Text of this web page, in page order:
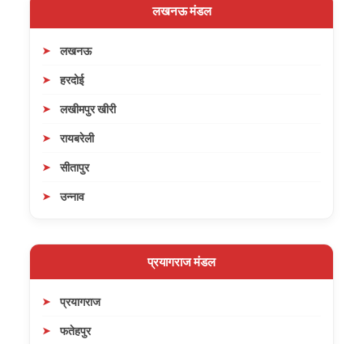
लखनऊ मंडल
लखनऊ
हरदोई
लखीमपुर खीरी
रायबरेली
सीतापुर
उन्नाव
प्रयागराज मंडल
प्रयागराज
फतेहपुर